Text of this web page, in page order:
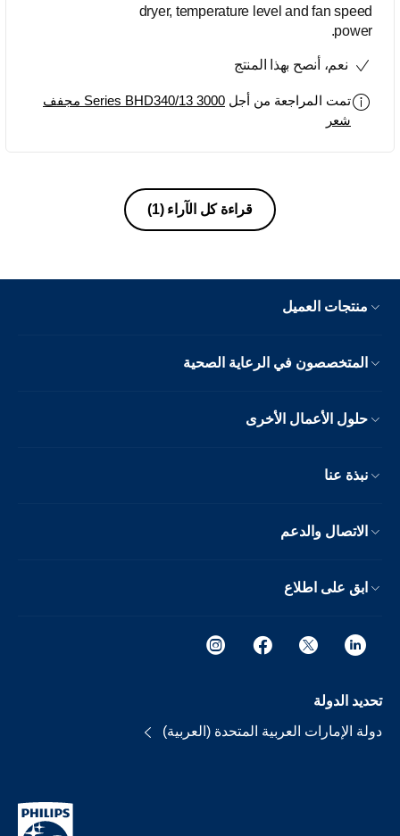
dryer, temperature level and fan speed
power.
نعم، أنصح بهذا المنتج
تمت المراجعة من أجل
3000 Series BHD340/13 مجفف
شعر
قراءة كل الآراء(1)
منتجات العميل
المتخصصون في الرعاية الصحية
حلول الأعمال الأخرى
نبذة عنا
الاتصال والدعم
ابق على اطلاع
تحديد الدولة
دولة الإمارات العربية المتحدة (العربية)